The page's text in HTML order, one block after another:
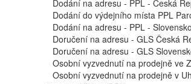
Dodání na adresu - PPL - Česká
Dodání do výdejního místa PPL
Dodání na adresu - PPL - Slovensko
Doručení na adresu - GLS Česká
Doručení na adresu - GLS
Osobní vyzvednutí na prodejně ve
Osobní vyzvednutí na prodejně v